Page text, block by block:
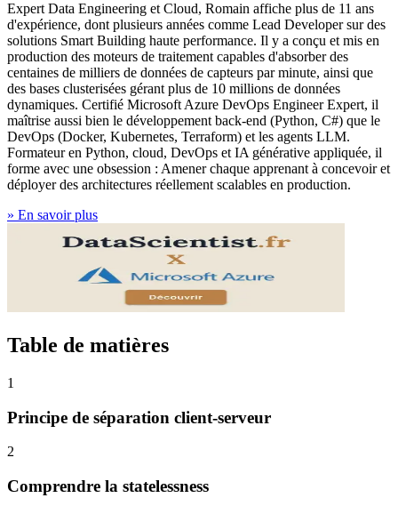
Expert Data Engineering et Cloud, Romain affiche plus de 11 ans
d'expérience, dont plusieurs années comme Lead Developer sur des
solutions Smart Building haute performance. Il y a conçu et mis en
production des moteurs de traitement capables d'absorber des
centaines de milliers de données de capteurs par minute, ainsi que
des bases clusterisées gérant plus de 10 millions de données
dynamiques. Certifié Microsoft Azure DevOps Engineer Expert, il
maîtrise aussi bien le développement back-end (Python, C#) que le
DevOps (Docker, Kubernetes, Terraform) et les agents LLM.
Formateur en Python, cloud, DevOps et IA générative appliquée, il
forme avec une obsession : Amener chaque apprenant à concevoir et
déployer des architectures réellement scalables en production.
» En savoir plus
Table de matières
1
Principe de séparation client-serveur
2
Comprendre la statelessness